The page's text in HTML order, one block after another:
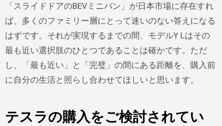
「スライドドアのBEVミニバン」が日本市場に存在すれ
ば、多くのファミリー層にとって迷いのない答えになる
はずです。それが実現するまでの間、モデルY Lはその
最も近い選択肢のひとつであることは確かです。ただ
し、「最も近い」と「完璧」の間にある距離を、購入前
に自分の生活と照らし合わせてほしいと思います。
テスラの購入をご検討されてい